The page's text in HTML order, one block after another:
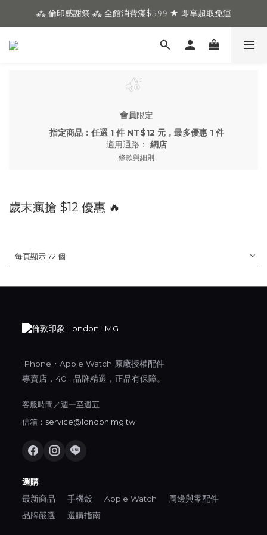
⁂ 倫印感謝祭 ⁂ 全館消費滿$𝟻𝟿𝟿 ★ 即享超取免運
會員限定
指定商品：任選 1 件 NT$12 元，最多優惠 1 件
適用通路： 網店
條款與細則
歲末瘋搶 $12 優惠 🔥
每頁顯示 72 個
iPhone・Apple Watch 原廠授權配件
專賣店，40+ 品牌精選，正品有保障。
客服時間／週一至週五
信箱： service@londonimg.tw
選購
最新商品 手機殼 Apple Watch
周邊與零配件
品牌嚴選
選購指南